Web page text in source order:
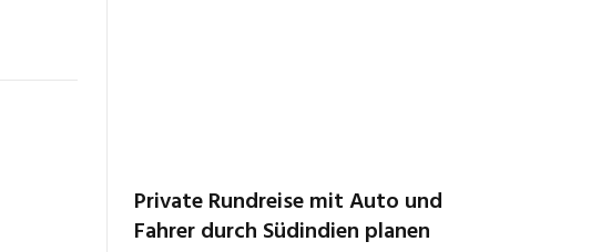
Private Rundreise mit Auto und
Fahrer durch Südindien planen